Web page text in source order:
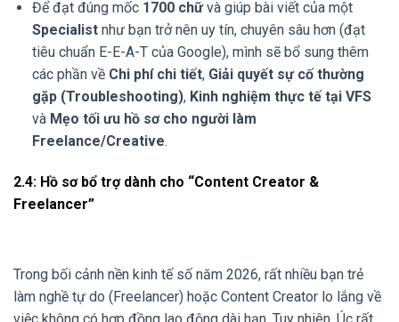
Để đạt đúng mốc 1700 chữvà giúp bài viết của một
Specialistnhư bạn trở nên uy tín, chuyên sâu hơn (đạt
tiêu chuẩn E-E-A-T của Google), mình sẽ bổ sung thêm
các phần về Chi phí chi tiết, Giải quyết sự cố thường
gặp (Troubleshooting), Kinh nghiệm thực tế tại VFS
và Mẹo tối ưu hồ sơ cho người làm
Freelance/Creative.
2.4: Hồ sơ bổ trợ dành cho “Content Creator &
Freelancer”
Trong bối cảnh nền kinh tế số năm 2026, rất nhiều bạn trẻ
làm nghề tự do (Freelancer) hoặc Content Creator lo lắng về